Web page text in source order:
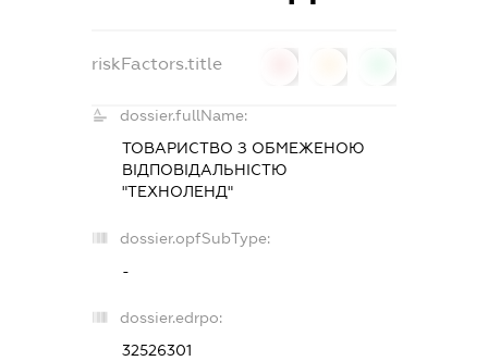
riskFactors.title
dossier.fullName:
ТОВАРИСТВО З ОБМЕЖЕНОЮ
ВІДПОВІДАЛЬНІСТЮ
"ТЕХНОЛЕНД"
dossier.opfSubType:
-
dossier.edrpo:
32526301